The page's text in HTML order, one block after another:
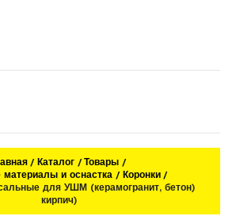
Каталог
Товары
материалы и оснастка
Коронки
для УШМ (керамогранит, бетон)
кирпич)